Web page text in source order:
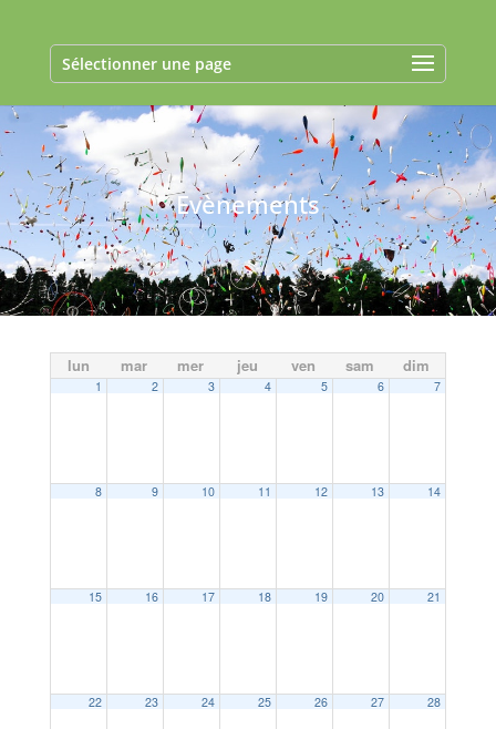
Sélectionner une page
Evènements
lun mar mer jeu ven sam dim
1 2 3 4 5 6 7
8 9 10 11 12 13 14
15 16 17 18 19 20 21
22 23 24 25 26 27 28